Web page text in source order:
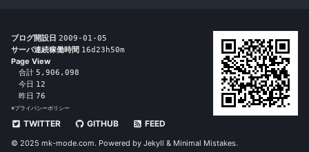
ブログ開設日 2009-01-05
サーバ連続稼働時間 16d23h50m
Page View
合計 5,906,098
今日 12
昨日 76
※プライバシーポリシー
TWITTER GITHUB FEED
© 2025 mk-mode.com. Powered by Jekyll & Minimal Mistakes.